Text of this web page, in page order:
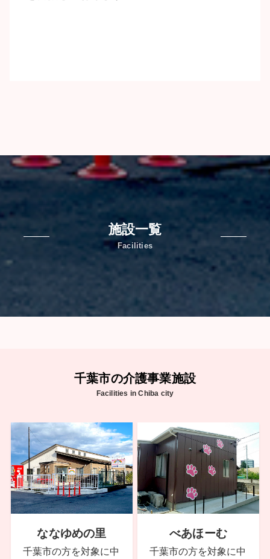
施設一覧
Facilities
千葉市の介護事業施設
Facilities in Chiba city
ななゆめの里
千葉市の方を対象に中
べあほーむ
千葉市の方を対象に中